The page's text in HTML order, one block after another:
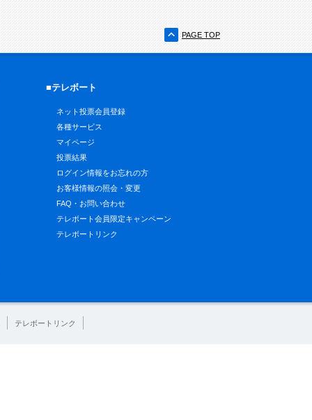
PAGE TOP
■テレボート
ネット投票会員登録
各種サービス
マイページ
投票結果
ログイン情報をお忘れの方
お客様情報の照会・変更
FAQ・お問い合わせ
テレボート会員限定キャンペーン
テレボートリンク
テレボートリンク